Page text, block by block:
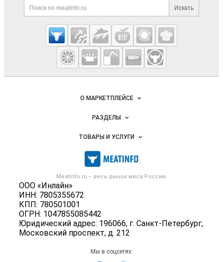
Поиск по сайту и
Искать
Cсылки на полезные проекты
Meatinfo.ru —
мясо и
мясопродукты
Важные разделы и контакты
Meatinfo.ru – весь рынок мяса России.
ООО «Инлайн»
ИНН: 7805355672
КПП: 780501001
ОГРН: 1047855085442
Юридический адрес: 196066, г. Санкт-Петербург,
Московский проспект, д. 212
Навигация по сайтуО МАРКЕТПЛЕЙСЕ
Новости Meatinfo.ru
Размещение рекламы
Публичная оферта
Контактная информация
Политика обработки персональных данных
РАЗДЕЛЫ
Объявления
Новости рынка
Мониторинг
Вакансии
ТОВАРЫ И УСЛУГИ
Мясо, мясопродукты
Скот в живом весе
Колбасы, сосиски, деликатесы
Мясные полуфабрикаты
Мясные снеки
Яйца
Карта объявлений
Мы в соцсетях: